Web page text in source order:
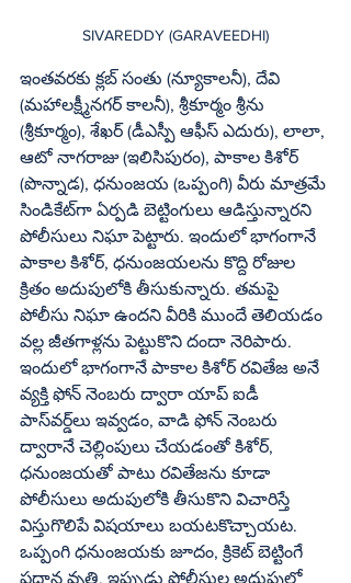
SIVAREDDY (GARAVEEDHI)
ఇంతవరకు క్లబ్‌ సంతు (న్యూకాలనీ), దేవి
(మహాలక్ష్మీనగర్‌ కాలనీ), శ్రీకూర్మం శ్రీను
(శ్రీకూర్మం), శేఖర్‌ (డీఎస్పీ ఆఫీస్‌ ఎదురు), లాలా,
ఆటో నాగరాజు (ఇలిసిపురం), పాకాల కిశోర్‌
(పొన్నాడ), ధనుంజయ (ఒప్పంగి) వీరు మాత్రమే
సిండికేట్‌గా ఏర్పడి బెట్టింగులు ఆడిస్తున్నారని
పోలీసులు నిఘా పెట్టారు. ఇందులో భాగంగానే
పాకాల కిశోర్‌, ధనుంజయలను కొద్ది రోజుల
క్రితం అదుపులోకి తీసుకున్నారు. తమపై
పోలీసు నిఘా ఉందని వీరికి ముందే తెలియడం
వల్ల జీతగాళ్లను పెట్టుకొని దందా నెరిపారు.
ఇందులో భాగంగానే పాకాల కిశోర్‌ రవితేజ అనే
వ్యక్తి ఫోన్‌ నెంబరు ద్వారా యాప్‌ ఐడీ
పాస్‌వర్డ్‌లు ఇవ్వడం, వాడి ఫోన్‌ నెంబరు
ద్వారానే చెల్లింపులు చేయడంతో కిశోర్‌,
ధనుంజయతో పాటు రవితేజను కూడా
పోలీసులు అదుపులోకి తీసుకొని విచారిస్తే
విస్తుగొలిపే విషయాలు బయటకొచ్చాయట.
ఒప్పంగి ధనుంజయకు జూదం, క్రికెట్‌ బెట్టింగే
ప్రధాన వృత్తి. ఇప్పుడు పోలీసుల అదుపులో